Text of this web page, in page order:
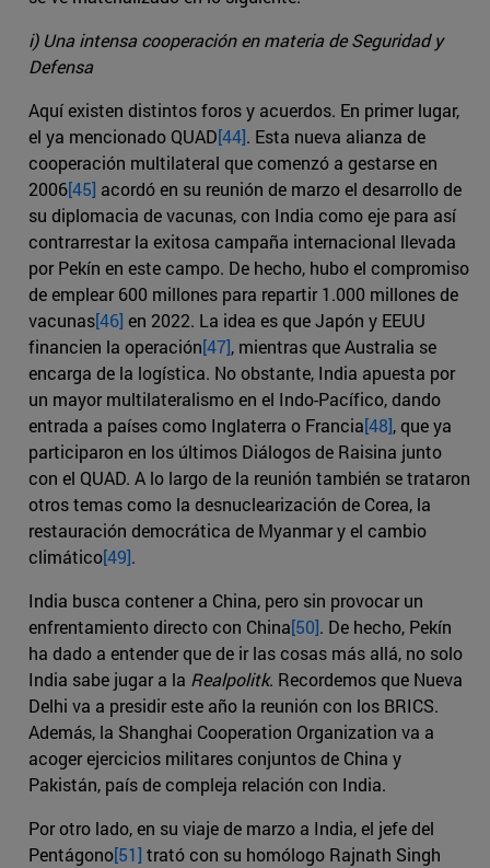
i) Una intensa cooperación en materia de Seguridad y
Defensa
Aquí existen distintos foros y acuerdos. En primer lugar,
el ya mencionado QUAD[44]. Esta nueva alianza de
cooperación multilateral que comenzó a gestarse en
2006[45] acordó en su reunión de marzo el desarrollo de
su diplomacia de vacunas, con India como eje para así
contrarrestar la exitosa campaña internacional llevada
por Pekín en este campo. De hecho, hubo el compromiso
de emplear 600 millones para repartir 1.000 millones de
vacunas[46] en 2022. La idea es que Japón y EEUU
financien la operación[47], mientras que Australia se
encarga de la logística. No obstante, India apuesta por
un mayor multilateralismo en el Indo-Pacífico, dando
entrada a países como Inglaterra o Francia[48], que ya
participaron en los últimos Diálogos de Raisina junto
con el QUAD. A lo largo de la reunión también se trataron
otros temas como la desnuclearización de Corea, la
restauración democrática de Myanmar y el cambio
climático[49].
India busca contener a China, pero sin provocar un
enfrentamiento directo con China[50]. De hecho, Pekín
ha dado a entender que de ir las cosas más allá, no solo
India sabe jugar a la Realpolitk. Recordemos que Nueva
Delhi va a presidir este año la reunión con los BRICS.
Además, la Shanghai Cooperation Organization va a
acoger ejercicios militares conjuntos de China y
Pakistán, país de compleja relación con India.
Por otro lado, en su viaje de marzo a India, el jefe del
Pentágono[51] trató con su homólogo Rajnath Singh